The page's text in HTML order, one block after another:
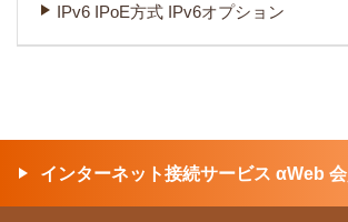
IPv6 IPoE方式 IPv6オプション
インターネット接続サービス αWeb